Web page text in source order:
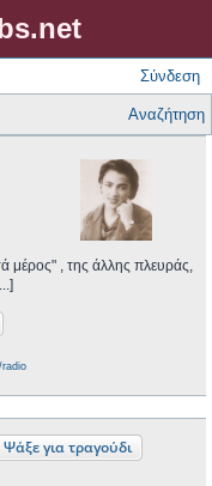
Σύνδεση
Αναζήτηση
μέρος" , της άλλης πλευράς,